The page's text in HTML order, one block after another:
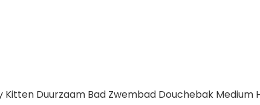
Duurzaam Bad Zwembad Douchebak Medium